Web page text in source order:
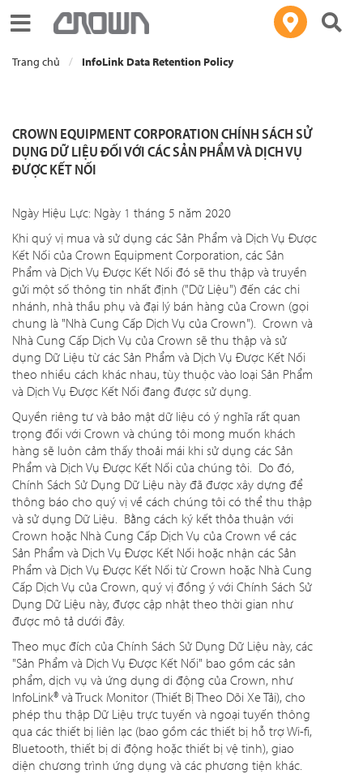
Toggle navigation
Trang chủ InfoLink Data Retention Policy
CROWN EQUIPMENT CORPORATION CHÍNH SÁCH SỬ
DỤNG DỮ LIỆU ĐỐI VỚI CÁC SẢN PHẨM VÀ DỊCH VỤ
ĐƯỢC KẾT NỐI
Ngày Hiệu Lực: Ngày 1 tháng 5 năm 2020
Khi quý vị mua và sử dụng các Sản Phẩm và Dịch Vụ Được
Kết Nối của Crown Equipment Corporation, các Sản
Phẩm và Dịch Vụ Được Kết Nối đó sẽ thu thập và truyền
gửi một số thông tin nhất định ("Dữ Liệu") đến các chi
nhánh, nhà thầu phụ và đại lý bán hàng của Crown (gọi
chung là "Nhà Cung Cấp Dịch Vụ của Crown"). Crown và
Nhà Cung Cấp Dịch Vụ của Crown sẽ thu thập và sử
dụng Dữ Liệu từ các Sản Phẩm và Dịch Vụ Được Kết Nối
theo nhiều cách khác nhau, tùy thuộc vào loại Sản Phẩm
và Dịch Vụ Được Kết Nối đang được sử dụng.
Quyền riêng tư và bảo mật dữ liệu có ý nghĩa rất quan
trọng đối với Crown và chúng tôi mong muốn khách
hàng sẽ luôn cảm thấy thoải mái khi sử dụng các Sản
Phẩm và Dịch Vụ Được Kết Nối của chúng tôi. Do đó,
Chính Sách Sử Dụng Dữ Liệu này đã được xây dựng để
thông báo cho quý vị về cách chúng tôi có thể thu thập
và sử dụng Dữ Liệu. Bằng cách ký kết thỏa thuận với
Crown hoặc Nhà Cung Cấp Dịch Vụ của Crown về các
Sản Phẩm và Dịch Vụ Được Kết Nối hoặc nhận các Sản
Phẩm và Dịch Vụ Được Kết Nối từ Crown hoặc Nhà Cung
Cấp Dịch Vụ của Crown, quý vị đồng ý với Chính Sách Sử
Dụng Dữ Liệu này, được cập nhật theo thời gian như
được mô tả dưới đây.
Theo mục đích của Chính Sách Sử Dụng Dữ Liệu này, các
"Sản Phẩm và Dịch Vụ Được Kết Nối" bao gồm các sản
phẩm, dịch vụ và ứng dụng di động của Crown, như
InfoLink® và Truck Monitor (Thiết Bị Theo Dõi Xe Tải), cho
phép thu thập Dữ Liệu trực tuyến và ngoại tuyến thông
qua các thiết bị liên lạc (bao gồm các thiết bị hỗ trợ Wi-fi,
Bluetooth, thiết bị di động hoặc thiết bị vệ tinh), giao
diện chương trình ứng dụng và các phương tiện khác.